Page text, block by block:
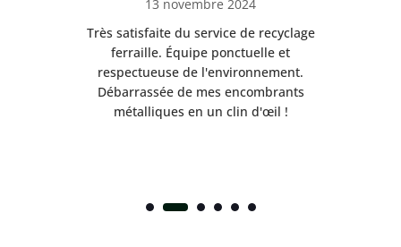
13 novembre 2024
Très satisfaite du service de recyclage
ferraille. Équipe ponctuelle et
respectueuse de l'environnement.
Débarrassée de mes encombrants
métalliques en un clin d'œil !